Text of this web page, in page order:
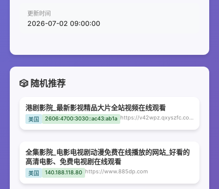
更新时间
2026-07-02 09:00:00
🎲 随机推荐
港剧影院_最新影视精品大片全站视频在线观看
美国 2606:4700:3030::ac43:ab1a https://v42wpz.qxyszfc.com
全集影院_电影电视剧动漫免费在线播放的网站_好看的
高清电影、免费电视剧在线观看
美国 140.188.118.80 https://www.885dp.com